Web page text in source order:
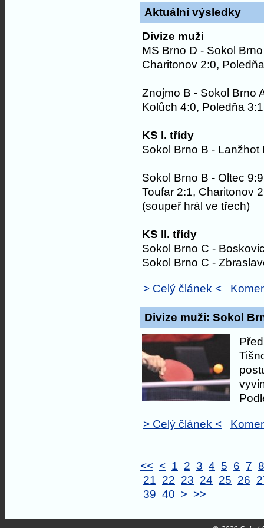
Aktuální výsledky
Divize muži
MS Brno D - Sokol
Charitonov 2:0,
Znojmo B - Sokol Brno
Kolůch 4:0, Poledňa
KS I. třídy
Sokol Brno B - Lanžhot
Sokol Brno B - Oltec 9:9
Toufar 2:1, Charitonov
(soupeř hrál ve třech)
KS II. třídy
Sokol Brno C -
Sokol Brno C -
> Celý článek <
Divize muži: Sokol
> Celý článek <
<< < 1 2 3 4 5 6 7 8
21 22 23 24 25 26
39 40 > >>